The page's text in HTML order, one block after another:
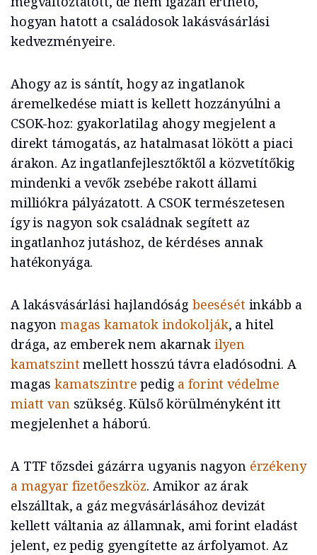
hogyan hatott a családosok lakásvásárlási
kedvezményeire.
Ahogy az is sántít, hogy az ingatlanok
áremelkedése miatt is kellett hozzányúlni a
CSOK-hoz: gyakorlatilag ahogy megjelent a
direkt támogatás, az hatalmasat lökött a piaci
árakon. Az ingatlanfejlesztőktől a közvetítőkig
mindenki a vevők zsebébe rakott állami
milliókra pályázatott. A CSOK természetesen
így is nagyon sok családnak segített az
ingatlanhoz jutáshoz, de kérdéses annak
hatékonyága.
A lakásvásárlási hajlandóság beesését inkább a
nagyon magas kamatok indokolják, a hitel
drága, az emberek nem akarnak ilyen
kamatszintmellett hosszú távra eladósodni. A
magaskamatszintrepedig a forint védelme
miatt van szükség. Külső körülményként itt
megjelenhet a háború.
A TTF tőzsdei gázárra ugyanis nagyon érzékeny
a magyar fizetőeszköz. Amikor az árak
elszálltak, a gáz megvásárlásához devizát
kellett váltania az államnak, ami forint eladást
jelent, ez pedig gyengítette az árfolyamot. Az